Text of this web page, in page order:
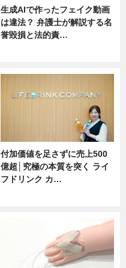
生成AIで作ったフェイク動画
は違法？ 弁護士が解説する名
誉毀損と法的責…
付加価値を足さずに売上500
億超│究極の本質を突く ライ
フドリンク カ…